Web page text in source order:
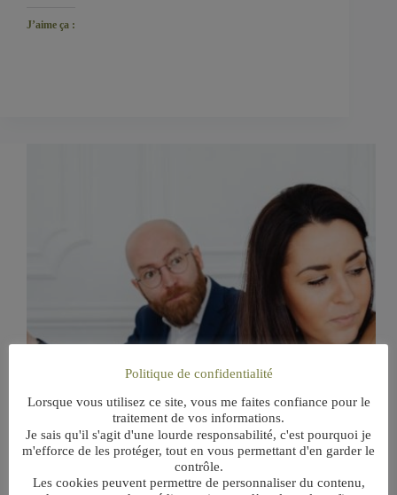
J’aime ça :
Politique de confidentialité
Lorsque vous utilisez ce site, vous me faites confiance pour le
traitement de vos informations.
Je sais qu'il s'agit d'une lourde responsabilité, c'est pourquoi je
m'efforce de les protéger, tout en vous permettant d'en garder le
contrôle.
Les cookies peuvent permettre de personnaliser du contenu,